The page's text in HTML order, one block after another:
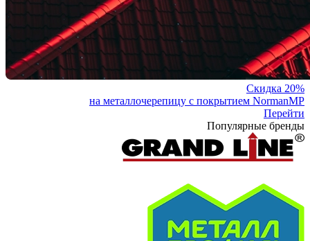
Скидка 20%
на металлочерепицу с покрытием NormanMP
Перейти
Популярные бренды